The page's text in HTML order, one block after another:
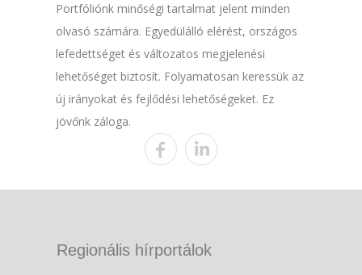
Portfóliónk minőségi tartalmat jelent minden
olvasó számára. Egyedülálló elérést, országos
lefedettséget és változatos megjelenési
lehetőséget biztosít. Folyamatosan keressük az
új irányokat és fejlődési lehetőségeket. Ez
jövőnk záloga.
Regionális hírportálok